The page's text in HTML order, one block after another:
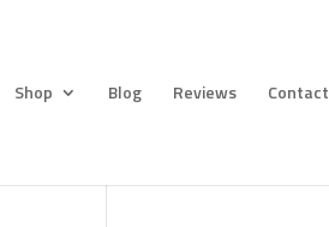
Shop Blog Reviews Contact